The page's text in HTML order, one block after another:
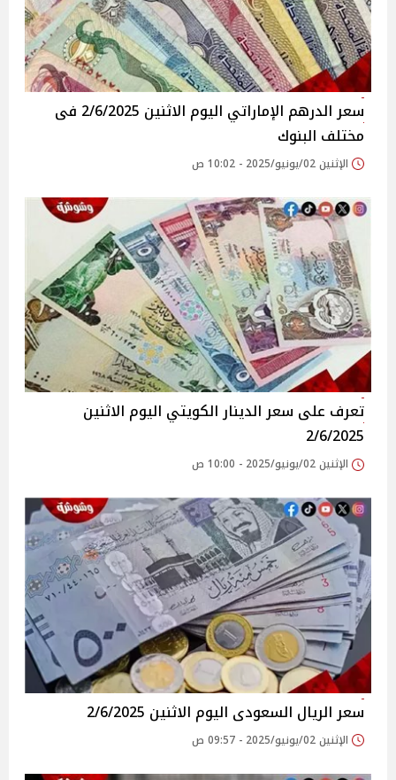
سعر الدرهم الإماراتي اليوم الاثنين 2/6/2025 فى
مختلف البنوك
الإثنين 02/يونيو/2025 - 10:02 ص
تعرف على سعر الدينار الكويتي اليوم الاثنين
2/6/2025
الإثنين 02/يونيو/2025 - 10:00 ص
سعر الريال السعودى اليوم الاثنين 2/6/2025
الإثنين 02/يونيو/2025 - 09:57 ص